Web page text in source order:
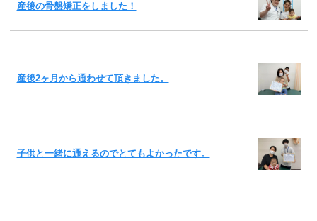
産後の骨盤矯正をしました！
産後2ヶ月から通わせて頂きました。
子供と一緒に通えるのでとてもよかったです。